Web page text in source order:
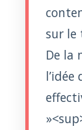
sur le
De la